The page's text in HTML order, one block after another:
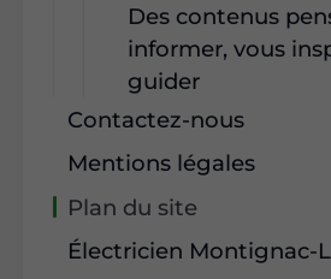
Des contenus
informer, vous
guider
Contactez-nous
Mentions légales
Plan du site
Électricien Montignac-